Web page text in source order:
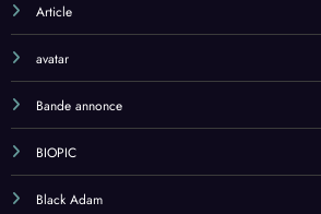
Article
avatar
Bande annonce
BIOPIC
Black Adam